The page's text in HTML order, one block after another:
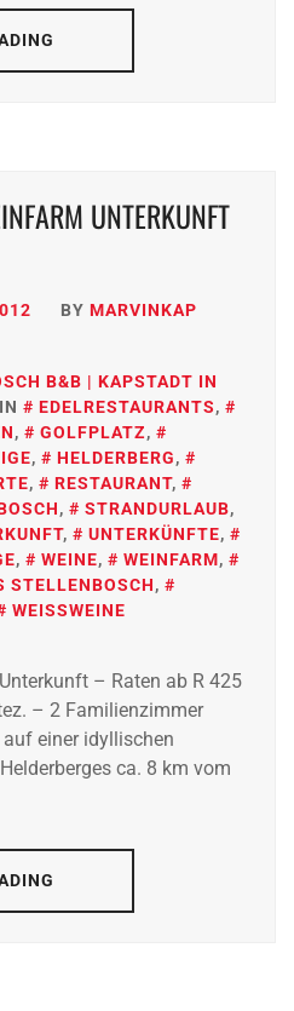
UNTERKUNFT
BY MARVINKAP
B&B | KAPSTADT IN
EDELRESTAURANTS,
, GOLFPLATZ,
, HELDERBERG,
, RESTAURANT,
, STRANDURLAUB,
, UNTERKÜNFTE,
, WEINE, WEINFARM,
STELLENBOSCH,
WEISSWEINE
– Raten ab R 425
– 2 Familienzimmer
einer idyllischen
ca. 8 km vom